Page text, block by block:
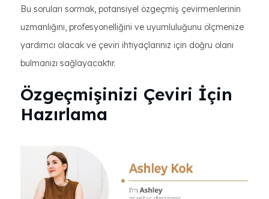
Bu soruları sormak, potansiyel özgeçmiş çevirmenlerinin
uzmanlığını, profesyonelliğini ve uyumluluğunu ölçmenize
yardımcı olacak ve çeviri ihtiyaçlarınız için doğru olanı
bulmanızı sağlayacaktır.
Özgeçmişinizi Çeviri İçin
Hazırlama